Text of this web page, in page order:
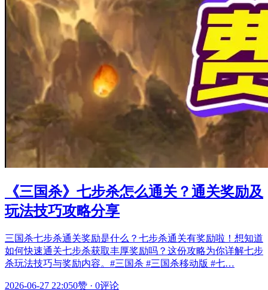
《三国杀》七步杀怎么通关？通关奖励及
玩法技巧攻略分享
三国杀七步杀通关奖励是什么？七步杀通关有奖励啦！想知道
如何快速通关七步杀获取丰厚奖励吗？这份攻略为你详解七步
杀玩法技巧与奖励内容。#三国杀 #三国杀移动版 #七…
2026-06-27 22:050赞 · 0评论